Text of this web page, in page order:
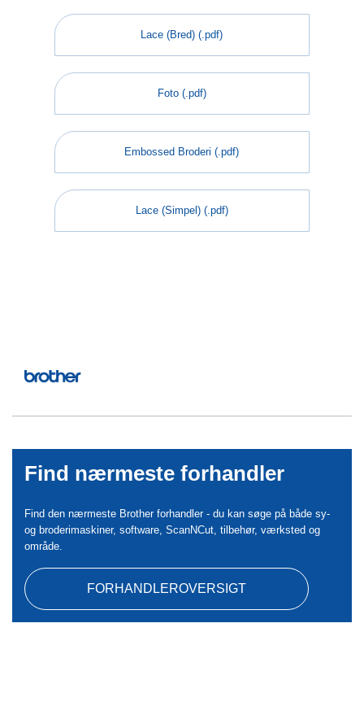
Lace (Bred) (.pdf)
Foto (.pdf)
Embossed Broderi (.pdf)
Lace (Simpel) (.pdf)
Find nærmeste forhandler
Find den nærmeste Brother forhandler - du kan søge på både sy-
og broderimaskiner, software, ScanNCut, tilbehør, værksted og
område.
FORHANDLEROVERSIGT